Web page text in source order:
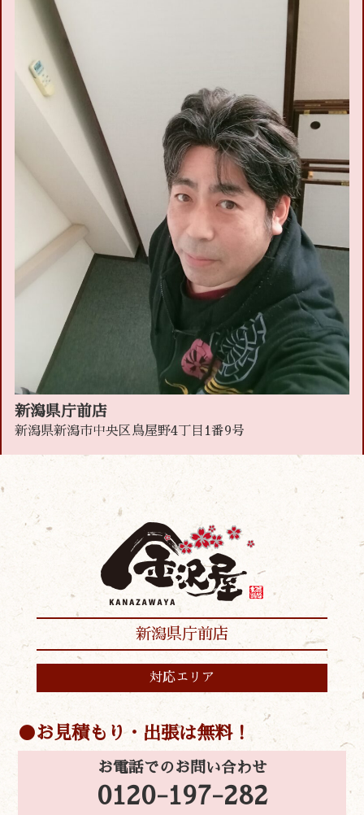
新潟県庁前店
新潟県新潟市中央区鳥屋野4丁目1番9号
新潟県庁前店
対応エリア
お見積もり・出張は無料！
お電話でのお問い合わせ
0120-197-282